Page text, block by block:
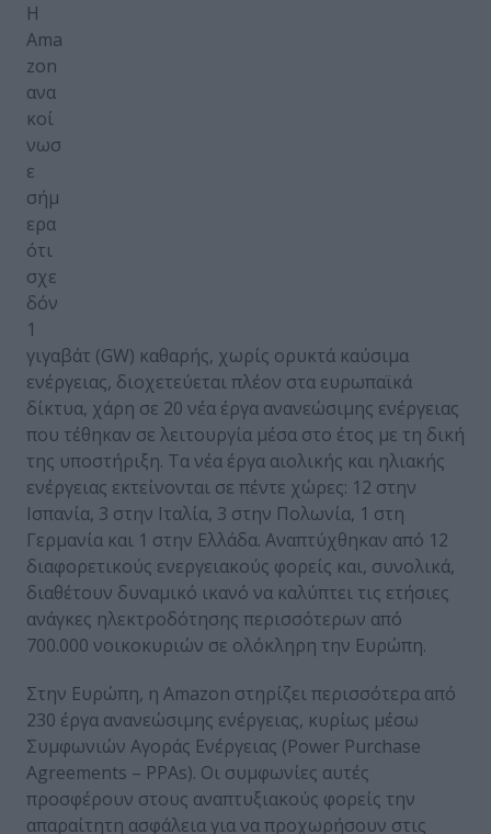
Η
Ama
zon
ανα
κοί
νωσ
ε
σήμ
ερα
ότι
σχε
δόν
1
γιγαβάτ (GW) καθαρής, χωρίς ορυκτά καύσιμα
ενέργειας, διοχετεύεται πλέον στα ευρωπαϊκά
δίκτυα, χάρη σε 20 νέα έργα ανανεώσιμης ενέργειας
που τέθηκαν σε λειτουργία μέσα στο έτος με τη δική
της υποστήριξη. Τα νέα έργα αιολικής και ηλιακής
ενέργειας εκτείνονται σε πέντε χώρες: 12 στην
Ισπανία, 3 στην Ιταλία, 3 στην Πολωνία, 1 στη
Γερμανία και 1 στην Ελλάδα. Αναπτύχθηκαν από 12
διαφορετικούς ενεργειακούς φορείς και, συνολικά,
διαθέτουν δυναμικό ικανό να καλύπτει τις ετήσιες
ανάγκες ηλεκτροδότησης περισσότερων από
700.000 νοικοκυριών σε ολόκληρη την Ευρώπη.
Στην Ευρώπη, η Amazon στηρίζει περισσότερα από
230 έργα ανανεώσιμης ενέργειας, κυρίως μέσω
Συμφωνιών Αγοράς Ενέργειας (Power Purchase
Agreements – PPAs). Οι συμφωνίες αυτές
προσφέρουν στους αναπτυξιακούς φορείς την
απαραίτητη ασφάλεια για να προχωρήσουν στις